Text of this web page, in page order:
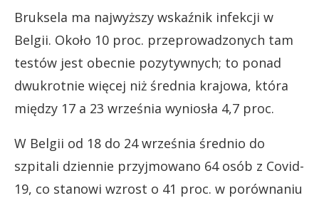
Bruksela ma najwyższy wskaźnik infekcji w
Belgii. Około 10 proc. przeprowadzonych tam
testów jest obecnie pozytywnych; to ponad
dwukrotnie więcej niż średnia krajowa, która
między 17 a 23 września wyniosła 4,7 proc.
W Belgii od 18 do 24 września średnio do
szpitali dziennie przyjmowano 64 osób z Covid-
19, co stanowi wzrost o 41 proc. w porównaniu